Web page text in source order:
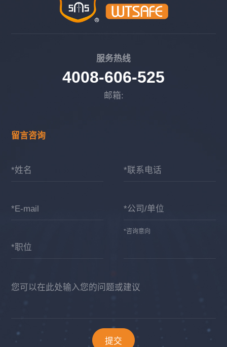
服务热线
4008-606-525
邮箱:
留言咨询
*姓名 *联系电话
*E-mail *公司/单位
*职位
*咨询意向
您可以在此处输入您的问题或建议
提交